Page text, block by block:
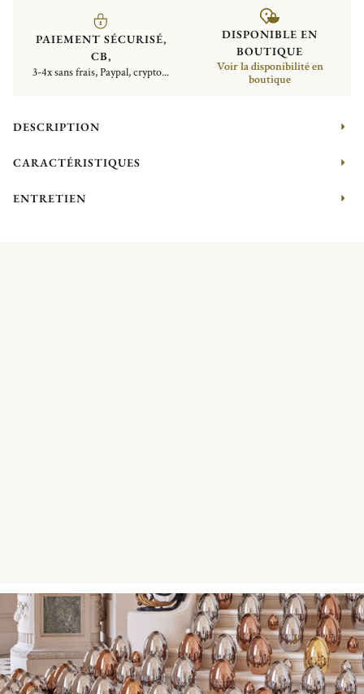
PAIEMENT SÉCURISÉ,
CB,
3-4x sans frais, Paypal, crypto...
DISPONIBLE EN
BOUTIQUE
Voir la disponibilité en
boutique
DESCRIPTION
CARACTÉRISTIQUES
ENTRETIEN